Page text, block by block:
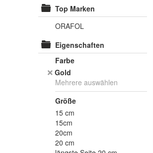
Top Marken
ORAFOL
Eigenschaften
Farbe
Gold
Mehrere auswählen
Größe
15 cm
15cm
20cm
20 cm